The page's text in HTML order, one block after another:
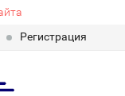
Регистрация